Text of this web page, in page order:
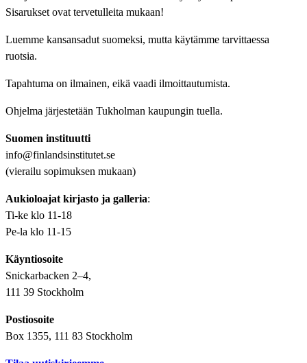
Sisarukset ovat tervetulleita mukaan!
Luemme kansansadut suomeksi, mutta käytämme tarvittaessa
ruotsia.
Tapahtuma on ilmainen, eikä vaadi ilmoittautumista.
Ohjelma järjestetään Tukholman kaupungin tuella.
Suomen instituutti
info@finlandsinstitutet.se
(vierailu sopimuksen mukaan)
Aukioloajat kirjasto ja galleria:
Ti-ke klo 11-18
Pe-la klo 11-15
Käyntiosoite
Snickarbacken 2–4,
111 39 Stockholm
Postiosoite
Box 1355, 111 83 Stockholm